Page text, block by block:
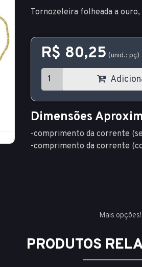
Tornozeleira folheada a
R$ 80,25 (unid.: pç)
Dimensões
-comprimento da corrente
-comprimento da corrente
Mais opções!
PRODUTOS